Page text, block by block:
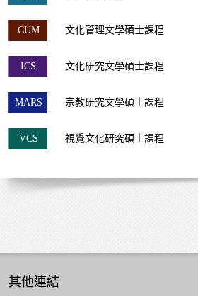
CUM 文化管理文學碩士課程
ICS 文化研究文學碩士課程
MARS 宗教研究文學碩士課程
VCS 視覺文化研究碩士課程
其他連結